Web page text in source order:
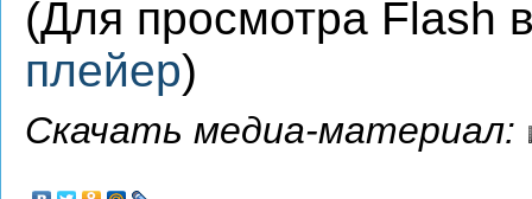
(Для просмотра Flash
плейер)
Скачать медиа-материал: